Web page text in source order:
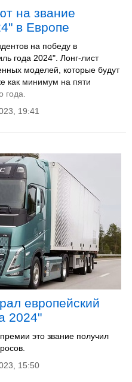
на звание
в Европе
на победу в
года 2024". Лонг-лист
моделей, которые будут
как минимум на пяти
года.
19:41
европейский
2024"
это звание получил
15:50